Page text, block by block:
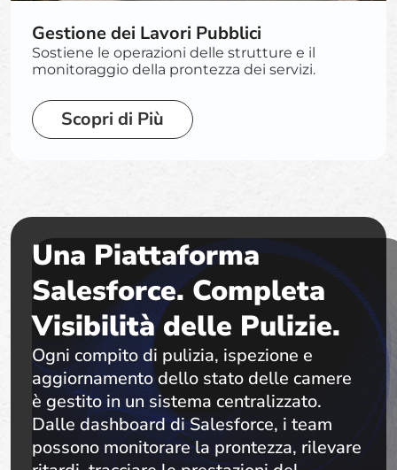
Gestione dei Lavori Pubblici
Sostiene le operazioni delle strutture e il
monitoraggio della prontezza dei servizi.
Scopri di Più
Una Piattaforma
Salesforce. Completa
Visibilità delle Pulizie.
Ogni compito di pulizia, ispezione e
aggiornamento dello stato delle camere
è gestito in un sistema centralizzato.
Dalle dashboard di Salesforce, i team
possono monitorare la prontezza, rilevare